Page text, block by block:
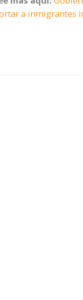
a inmigrantes